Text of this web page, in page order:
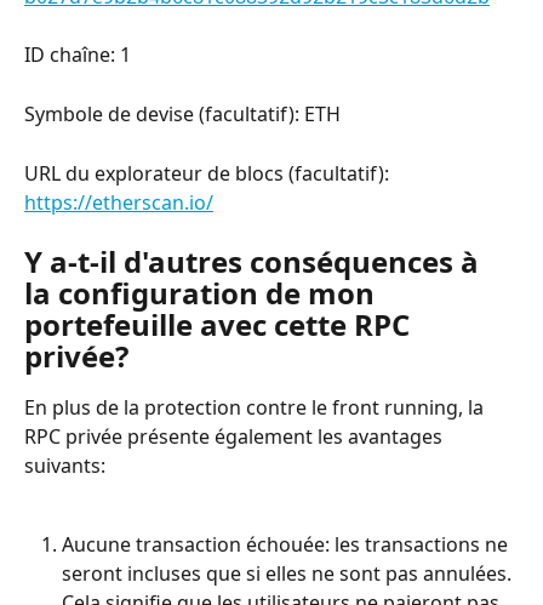
ID chaîne: 1
Symbole de devise (facultatif): ETH
URL du explorateur de blocs (facultatif):
https://etherscan.io/
Y a-t-il d'autres conséquences à
la configuration de mon
portefeuille avec cette RPC
privée?
En plus de la protection contre le front running, la
RPC privée présente également les avantages
suivants:
Aucune transaction échouée: les transactions ne
seront incluses que si elles ne sont pas annulées.